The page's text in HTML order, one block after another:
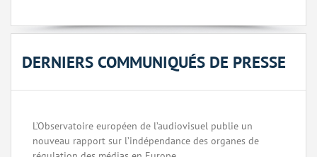
DERNIERS COMMUNIQUÉS DE PRESSE
L’Observatoire européen de l’audiovisuel publie un
nouveau rapport sur l’indépendance des organes de